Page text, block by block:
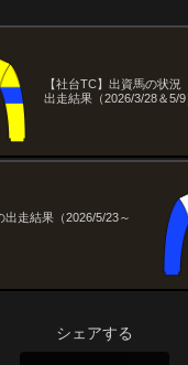
【社台TC】出資馬の状
出走結果（2026/3/28＆5/9
出走結果（2026/5/23～
シェアする